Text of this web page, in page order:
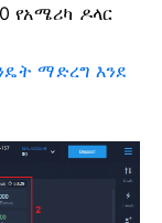
የአሜሪካ ዶላር
ማድረግ እንደ